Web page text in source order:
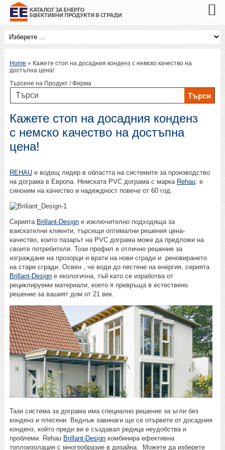
Home » Кажете стоп на досадния конденз с немско качество на
достъпна цена!
Търсене на Продукт / Фирма
Кажете стоп на досадния конденз
с немско качество на достъпна
цена!
REHAUe водещ лидер в областта на системите за производство
на дограма в Европа. Немската PVC дограма с марка Rehau: е
синоним на качество и надеждност повече от 60 год.
Серията Brillant-Designе изключително подходяща за
взискателни клиенти, търсещи оптимални решения цена-
качество, които пазарът на PVC дограма може да предложи на
своите потребители. Този профил е отлично решение за
изграждане на прозорци и врати на нови сгради и реновирането
на стари сгради. Освен , че води до пестене на енергия, серията
Brillant-Designе екологична, тъй като се изработва от
рециклируеми материали, което я превръща в естествено
решение за вашият дом от 21 век.
Тази система за дограма има специално решение за ъгли без
конденз и плесени. Веднъж завинаги ще се отървете от досадния
конденз, който преди ви е създавал редица неудобства и
проблеми. Rehau Brillant-Designкомбинира ефективна
топлоизолация с многообразие в дизайна. Можете да изберете